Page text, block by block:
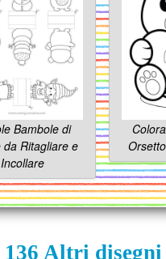
Bambole di
da Ritagliare e
Incollare
136 Altri